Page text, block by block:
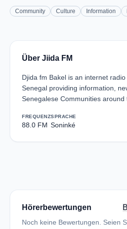
Community Culture Information
Über Jiida FM
Djida fm Bakel is an internet
Senegal providing information,
Senegalese Communities around
FREQUENZ
88.0 FM
SPRACHE
Soninké
Hörerbewertungen
Noch keine Bewertungen. Seien